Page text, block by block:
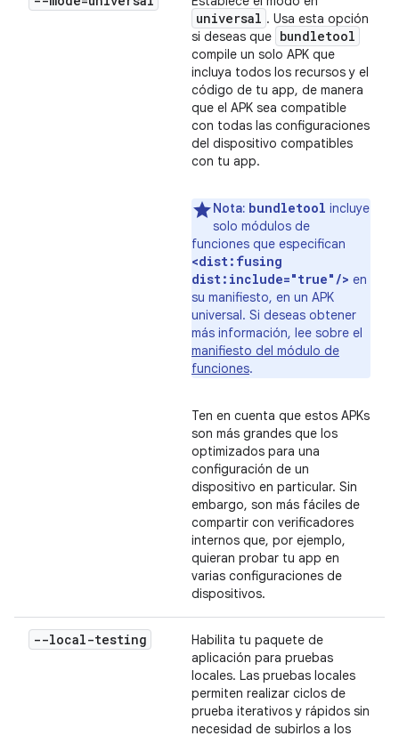
universal . Usa esta opción
si deseas que bundletool
compile un solo APK que
incluya todos los recursos y el
código de tu app, de manera
que el APK sea compatible
con todas las configuraciones
del dispositivo compatibles
con tu app.
Nota: bundletool incluye
solo módulos de
funciones que especifican
<dist:fusing
dist:include="true"/> en
su manifiesto, en un APK
universal. Si deseas obtener
más información, lee sobre el
manifiesto del módulo de
funciones.
Ten en cuenta que estos APKs
son más grandes que los
optimizados para una
configuración de un
dispositivo en particular. Sin
embargo, son más fáciles de
compartir con verificadores
internos que, por ejemplo,
quieran probar tu app en
varias configuraciones de
dispositivos.
--local-testing
Habilita tu paquete de
aplicación para pruebas
locales. Las pruebas locales
permiten realizar ciclos de
prueba iterativos y rápidos sin
necesidad de subirlos a los